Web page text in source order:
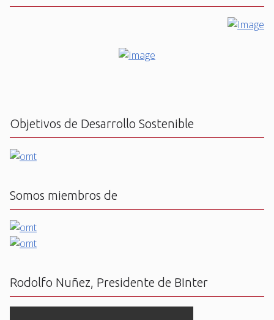
Objetivos de Desarrollo Sostenible
Somos miembros de
Rodolfo Nuñez, Presidente de BInter